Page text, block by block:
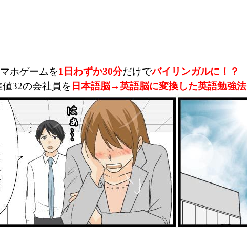
ホゲームを1日わずか30分だけでバイリンガルに！？
値32の会社員を 日本語脳→英語脳に変換した英語勉強法